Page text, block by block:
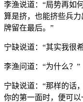
李渔说道：“局势再如
算是挤，也能挤些兵
牌留在最后。”
宁缺说道：“其实我很
李渔问道：“为什么？”
宁缺说道：“那样的话
你的第一面时，便可